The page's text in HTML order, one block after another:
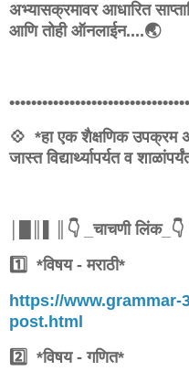
अभ्यासक्रमावर आधारित
आणि तोही ऑनलाईन....🌏
💠 *हा एक शैक्षणिक उपक्रम
जास्त विद्यार्थ्यापर्यत व
│█║▌║👇 _चाचणी
1️⃣ *विषय - मराठी*
https://www.grammar-
post.html
2️⃣ *विषय - गणित*